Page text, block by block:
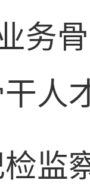
务
人
监